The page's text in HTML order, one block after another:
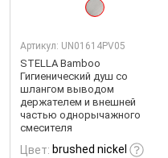
Артикул: UN01614PV05
STELLA Bamboo
Гигиенический душ со
шлангом выводом
держателем и внешней
частью однорычажного
смесителя
Цвет: brushed nickel